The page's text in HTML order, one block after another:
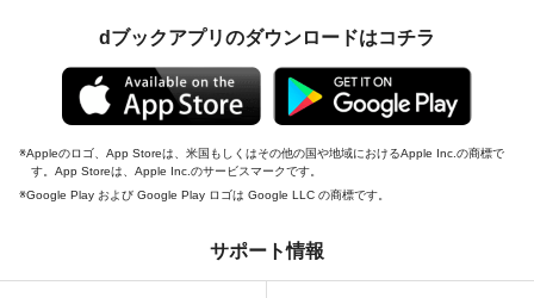
dブックアプリのダウンロードはコチラ
Appleのロゴ、App Storeは、米国もしくはその他の国や地域におけるApple Inc.の商標で
す。App Storeは、Apple Inc.のサービスマークです。
Google Play および Google Play ロゴは Google LLC の商標です。
サポート情報